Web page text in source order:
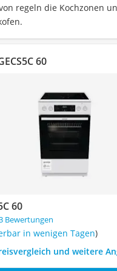
regeln die Kochzonen
60
60
Bewertungen
in wenigen Tagen)
und weitere